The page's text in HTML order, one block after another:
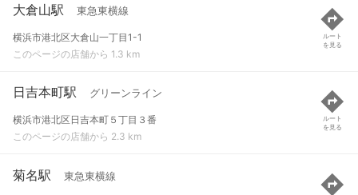
大倉山駅 東急東横線
横浜市港北区大倉山一丁目1-1
このページの店舗から 1.3 km
ルート
を見る
日吉本町駅 グリーンライン
横浜市港北区日吉本町５丁目３番
このページの店舗から 2.3 km
ルート
を見る
菊名駅 東急東横線